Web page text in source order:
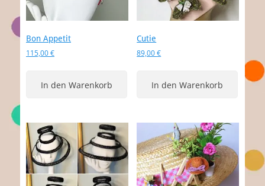
Bon Appetit
115,00€
In den Warenkorb
Cutie
89,00€
In den Warenkorb